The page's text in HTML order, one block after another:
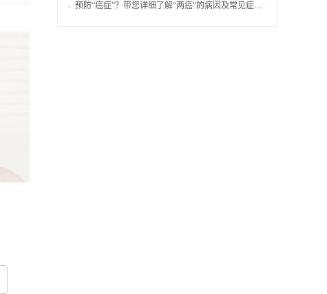
预防“癌症”？带您详细了解“两癌”的病因及常见症状表现！